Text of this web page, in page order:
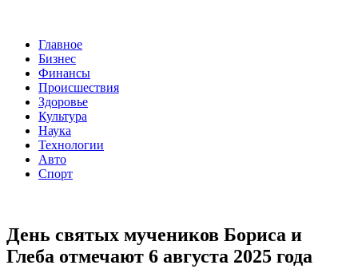
Главное
Бизнес
Финансы
Происшествия
Здоровье
Культура
Наука
Технологии
Авто
Спорт
День святых мучеников Бориса и
Глеба отмечают 6 августа 2025 года